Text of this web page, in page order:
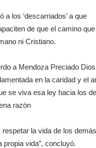
a los ‘descarriados’ a que
de que el camino
ni Cristiano.
a Mendoza Preciado
en la caridad y el
se viva esa ley hacia los
razón
respetar la vida de los
propia vida”, concluyó.